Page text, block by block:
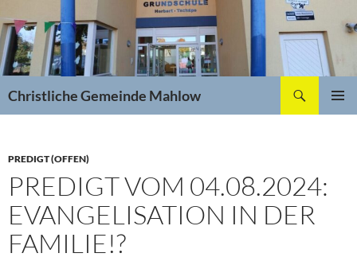
Inhalt
springen
Christliche Gemeinde Mahlow
PREDIGT (OFFEN)
PREDIGT VOM 04.08.2024:
EVANGELISATION IN DER
FAMILIE!?